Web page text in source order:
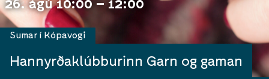
Hannyrðaklúbburinn Garn og gaman
Sumar í Kópavogi